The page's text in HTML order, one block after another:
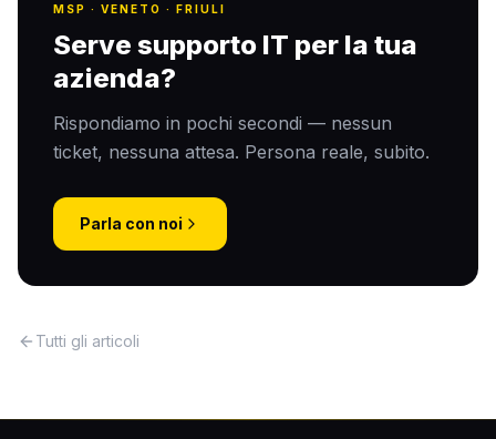
MSP · VENETO · FRIULI
Serve supporto IT per la tua
azienda?
Rispondiamo in pochi secondi — nessun
ticket, nessuna attesa. Persona reale, subito.
Parla con noi
Tutti gli articoli